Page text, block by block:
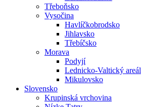
Třeboňsko
Vysočina
Havlíčkobrodsko
Jihlavsko
Třebíčsko
Morava
Podyjí
Lednicko-Valtický areál
Mikulovsko
Slovensko
Krupinská vrchovina